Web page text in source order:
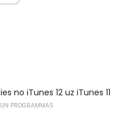
no iTunes 12 uz iTunes 11
PROGRAMMAS